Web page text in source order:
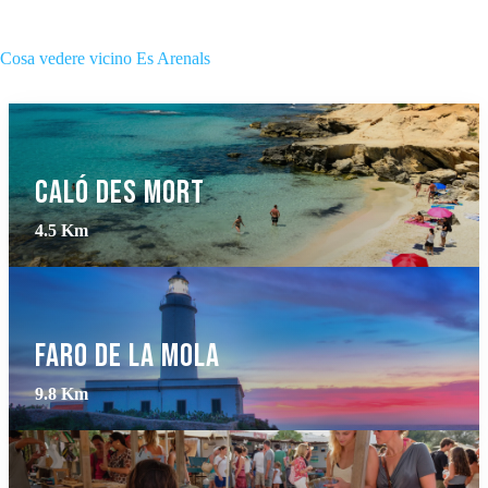
Cosa vedere vicino Es Arenals
Caló des Mort
4.5 Km
Faro de la Mola
9.8 Km